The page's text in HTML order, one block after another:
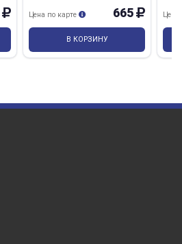
665
Цена по карте
В КОРЗИНУ
Цена